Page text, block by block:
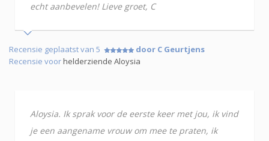
echt aanbevelen! Lieve groet, C
Recensie geplaatst van 5
door C Geurtjens
Recensie voorhelderziende Aloysia
Aloysia. Ik sprak voor de eerste keer met jou, ik vind
je een aangename vrouw om mee te praten, ik